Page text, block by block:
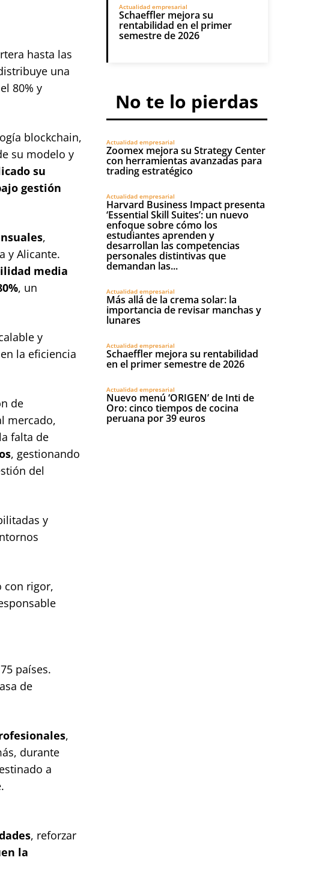
hasta las
una
80% y
blockchain,
su modelo y
su
gestión
,
y Alicante.
media
, un
y
la eficiencia
de
mercado,
falta de
, gestionando
del
y
con rigor,
países.
de
,
durante
a
, reforzar
la
Actualidad empresarial
Schaeffler mejora su
rentabilidad en el primer
semestre de 2026
No te lo pierdas
Actualidad empresarial
Zoomex mejora su Strategy Center
con herramientas avanzadas para
trading estratégico
Actualidad empresarial
Harvard Business Impact presenta
‘Essential Skill Suites’: un nuevo
enfoque sobre cómo los
estudiantes aprenden y
desarrollan las competencias
personales distintivas que
demandan las...
Actualidad empresarial
Más allá de la crema solar: la
importancia de revisar manchas y
lunares
Actualidad empresarial
Schaeffler mejora su rentabilidad
en el primer semestre de 2026
Actualidad empresarial
Nuevo menú ‘ORIGEN’ de Inti de
Oro: cinco tiempos de cocina
peruana por 39 euros